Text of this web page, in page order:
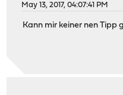
May 13, 2017, 04:07:41 PM
Kann mir keiner nen Tipp